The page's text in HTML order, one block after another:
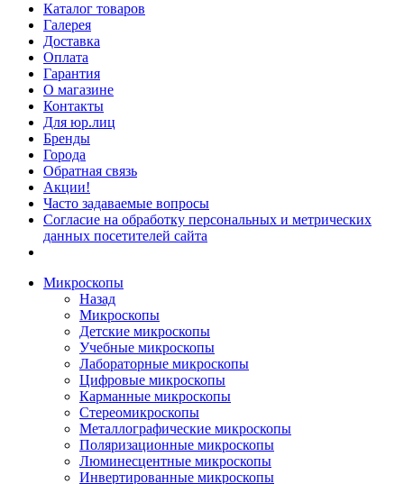
Каталог товаров
Галерея
Доставка
Оплата
Гарантия
О магазине
Контакты
Для юр.лиц
Бренды
Города
Обратная связь
Акции!
Часто задаваемые вопросы
Согласие на обработку персональных и метрических
данных посетителей сайта
Микроскопы
Назад
Микроскопы
Детские микроскопы
Учебные микроскопы
Лабораторные микроскопы
Цифровые микроскопы
Карманные микроскопы
Стереомикроскопы
Металлографические микроскопы
Поляризационные микроскопы
Люминесцентные микроскопы
Инвертированные микроскопы